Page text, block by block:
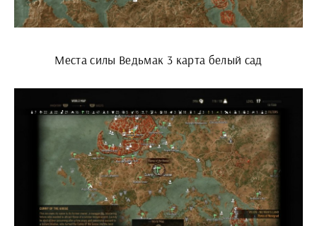
Места силы Ведьмак 3 карта белый сад